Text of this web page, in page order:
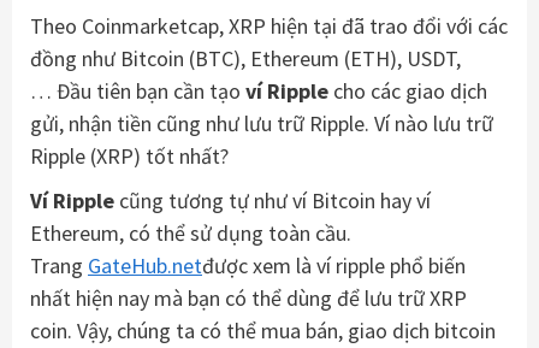
Theo Coinmarketcap, XRP hiện tại đã trao đổi với các
đồng như Bitcoin (BTC), Ethereum (ETH), USDT,
… Đầu tiên bạn cần tạo ví Ripple cho các giao dịch
gửi, nhận tiền cũng như lưu trữ Ripple. Ví nào lưu trữ
Ripple (XRP) tốt nhất?
Ví Ripple cũng tương tự như ví Bitcoin hay ví
Ethereum, có thể sử dụng toàn cầu.
Trang GateHub.netđược xem là ví ripple phổ biến
nhất hiện nay mà bạn có thể dùng để lưu trữ XRP
coin. Vậy, chúng ta có thể mua bán, giao dịch bitcoin